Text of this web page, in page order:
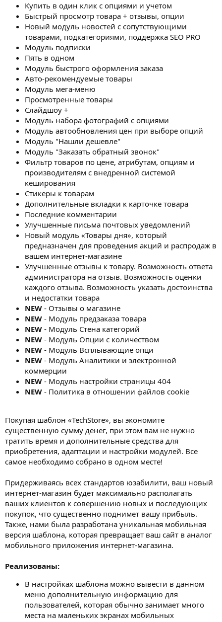
Купить в один клик с опциями и учетом
Быстрый просмотр товара + отзывы, опции
Новый модуль новостей с сопутствующими
товарами, подкатегориями, поддержка SEO PRO
Модуль подписки
Пять в одном
Модуль быстрого оформления заказа
Авто-рекомендуемые товары
Модуль мега-меню
Просмотренные товары
Слайдшоу +
Модуль набора фотографий с опциями
Модуль автообновления цен при выборе опций
Модуль "Нашли дешевле"
Модуль "Заказать обратный звонок"
Фильтр товаров по цене, атрибутам, опциям и
производителям с внедренной системой
кеширования
Стикеры к товарам
Дополнительные вкладки к карточке товара
Последние комментарии
Улучшенные письма почтовых уведомлений
Новый модуль «Товары дня», который
предназначен для проведения акций и распродаж в
вашем интернет-магазине
Улучшенные отзывы к товару. Возможность ответа
администратора на отзыв. Возможность оценки
каждого отзыва. Возможность указать достоинства
и недостатки товара
NEW - Отзывы о магазине
NEW - Модуль предзаказа товара
NEW - Модуль Стена категорий
NEW - Модуль Опции с количеством
NEW - Модуль Всплывающие опци
NEW - Модуль Аналитики и электронной
коммерции
NEW - Модуль настройки страницы 404
NEW - Политика в отношении файлов cookie
Покупая шаблон «TechStore», вы экономите
существенную сумму денег, при этом вам не нужно
тратить время и дополнительные средства для
приобретения, адаптации и настройки модулей. Все
самое необходимо собрано в одном месте!
Придерживаясь всех стандартов юзабилити, ваш новый
интернет-магазин будет максимально располагать
ваших клиентов к совершению новых и последующих
покупок, что существенно поднимет вашу прибыль.
Также, нами была разработана уникальная мобильная
версия шаблона, которая превращает ваш сайт в аналог
мобильного приложения интернет-магазина.
Реализованы:
В настройках шаблона можно вывести в данном
меню дополнительную информацию для
пользователей, которая обычно занимает много
места на маленьких экранах мобильных